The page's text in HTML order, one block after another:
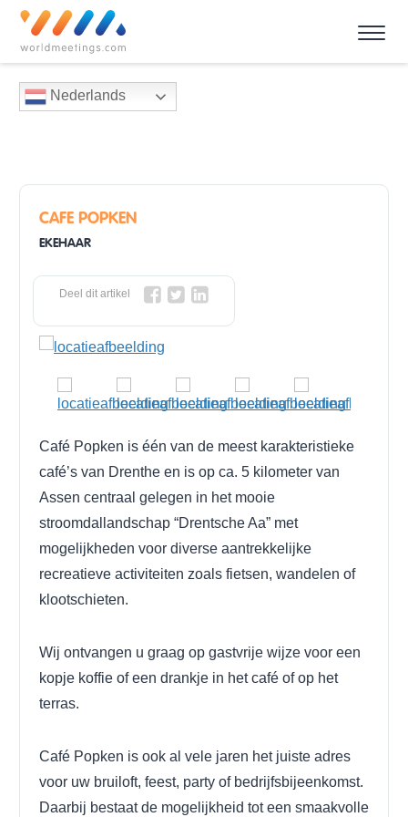
Nederlands
CAFE POPKEN
EKEHAAR
Deel dit artikel
Café Popken is één van de meest karakteristieke
café’s van Drenthe en is op ca. 5 kilometer van
Assen centraal gelegen in het mooie
stroomdallandschap “Drentsche Aa” met
mogelijkheden voor diverse aantrekkelijke
recreatieve activiteiten zoals fietsen, wandelen of
klootschieten.
Wij ontvangen u graag op gastvrije wijze voor een
kopje koffie of een drankje in het café of op het
terras.
Café Popken is ook al vele jaren het juiste adres
voor uw bruiloft, feest, party of bedrijfsbijeenkomst.
Daarbij bestaat de mogelijkheid tot een smaakvolle